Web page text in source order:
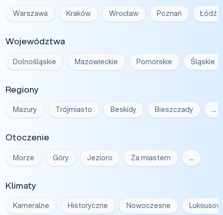
Warszawa Kraków Wrocław Poznań Łódź
Województwa
Dolnośląskie Mazowieckie Pomorskie Śląskie
Regiony
Mazury Trójmiasto Beskidy Bieszczady …
Otoczenie
Morze Góry Jezioro Za miastem …
Klimaty
Kameralne Historyczne Nowoczesne